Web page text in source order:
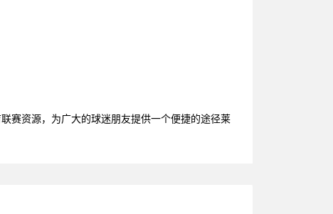
赛资源，为广大的球迷朋友提供一个便捷的途径莱